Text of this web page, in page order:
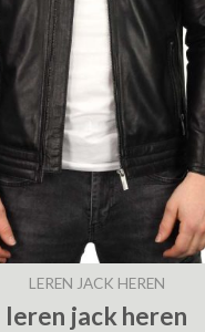
LEREN JACK HEREN
leren jack heren